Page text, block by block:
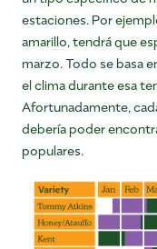
estaciones. Por
amarillo, tendrá que
marzo. Todo se basa
el clima durante esa
Afortunadamente,
debería poder
populares.